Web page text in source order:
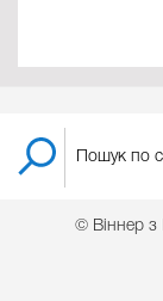
© Віннер з